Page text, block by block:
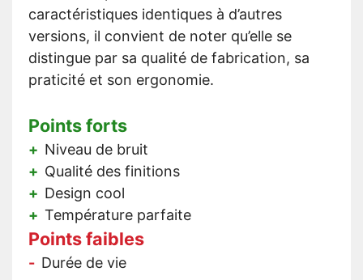
caractéristiques identiques à d’autres
versions, il convient de noter qu’elle se
distingue par sa qualité de fabrication, sa
praticité et son ergonomie.
Points forts
Niveau de bruit
Qualité des finitions
Design cool
Température parfaite
Points faibles
Durée de vie